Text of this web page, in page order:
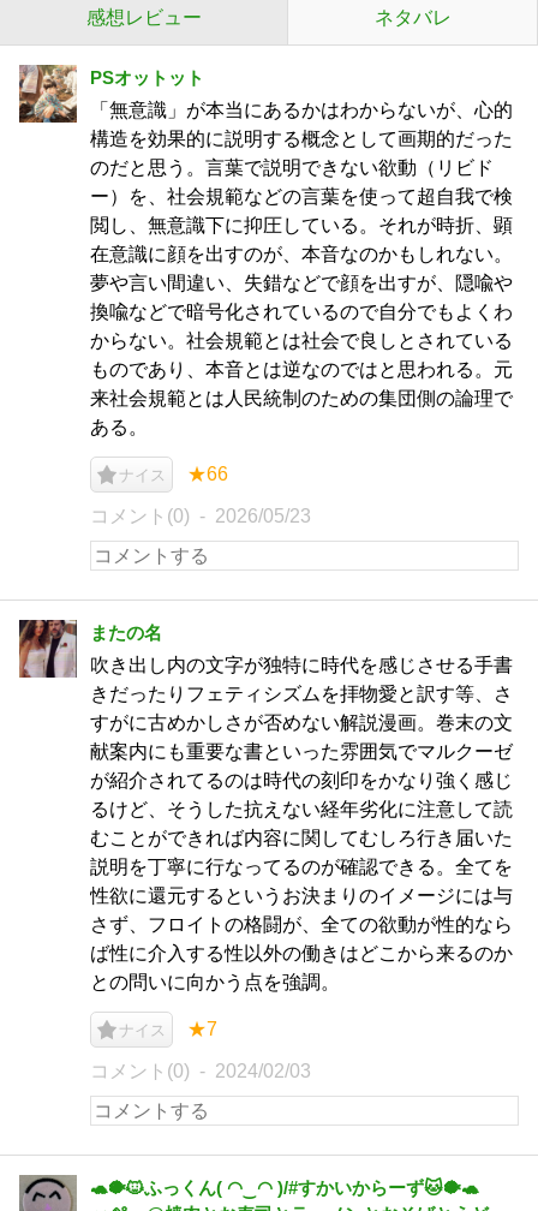
感想レビュー ネタバレ
PSオットット
「無意識」が本当にあるかはわからないが、心的
構造を効果的に説明する概念として画期的だった
のだと思う。言葉で説明できない欲動（リビド
ー）を、社会規範などの言葉を使って超自我で検
閲し、無意識下に抑圧している。それが時折、顕
在意識に顔を出すのが、本音なのかもしれない。
夢や言い間違い、失錯などで顔を出すが、隠喩や
換喩などで暗号化されているので自分でもよくわ
からない。社会規範とは社会で良しとされている
ものであり、本音とは逆なのではと思われる。元
来社会規範とは人民統制のための集団側の論理で
ある。
ナイス ★66
コメント(0) 2026/05/23
またの名
吹き出し内の文字が独特に時代を感じさせる手書
きだったりフェティシズムを拝物愛と訳す等、さ
すがに古めかしさが否めない解説漫画。巻末の文
献案内にも重要な書といった雰囲気でマルクーゼ
が紹介されてるのは時代の刻印をかなり強く感じ
るけど、そうした抗えない経年劣化に注意して読
むことができれば内容に関してむしろ行き届いた
説明を丁寧に行なってるのが確認できる。全てを
性欲に還元するというお決まりのイメージには与
さず、フロイトの格闘が、全ての欲動が性的なら
ば性に介入する性以外の働きはどこから来るのか
との問いに向かう点を強調。
ナイス ★7
コメント(0) 2024/02/03
🐢🐡🐱ふっくん( ◠‿◠ )/#すかいからーず🐱🐡🐢